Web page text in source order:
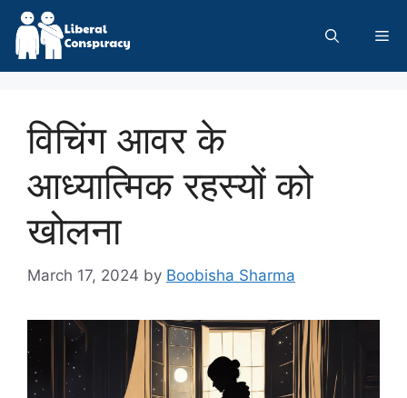
Skip
content
विचिंग आवर के
आध्यात्मिक रहस्यों को
खोलना
March 17, 2024 by Boobisha Sharma